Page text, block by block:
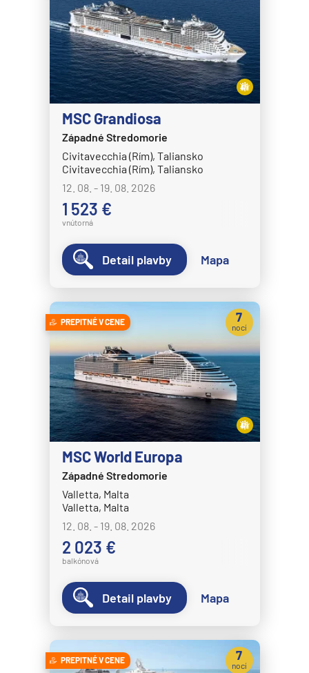
MSC Grandiosa
Západné Stredomorie
Civitavecchia (Rím), Taliansko
Civitavecchia (Rím), Taliansko
12. 08. - 19. 08. 2026
1 523 €
vnútorná
Detail plavby Mapa
PREPITNÉ V CENE
MSC World Europa
Západné Stredomorie
Valletta, Malta
Valletta, Malta
12. 08. - 19. 08. 2026
2 023 €
balkónová
7
nocí
Detail plavby Mapa
PREPITNÉ V CENE 7
nocí